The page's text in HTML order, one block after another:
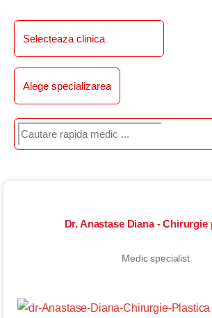
Dr. Anastase Diana - Chirurgie
Medic specialist